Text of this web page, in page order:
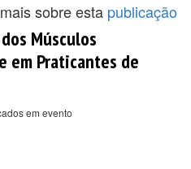
sobre esta publicação
Músculos
em Praticantes de
em evento